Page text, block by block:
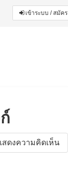
เข้าระบบ / สมัคร
สดงความคิดเห็น